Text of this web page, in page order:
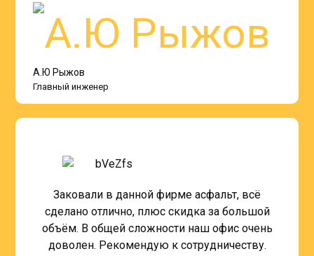
А.Ю Рыжов
Главный инженер
Заковали в данной фирме асфальт, всё
сделано отлично, плюс скидка за большой
объём. В общей сложности наш офис очень
доволен. Рекомендую к сотрудничеству.